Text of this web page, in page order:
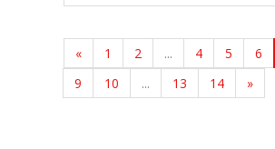
« 1 2 ... 4 5 6
9
10 ... 13 14 »